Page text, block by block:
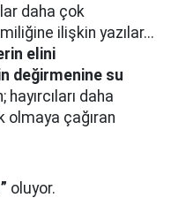
daha çok
ilişkin yazılar...
elini
değirmenine su
daha
olmaya çağıran
oluyor.